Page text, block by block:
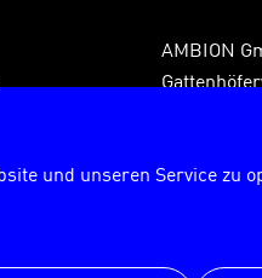
und unseren Service zu
AMBION
Fax +49